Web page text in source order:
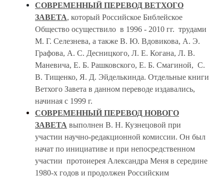
СОВРЕМЕННЫЙ ПЕРЕВОД ВЕТХОГО
ЗАВЕТА, который Российское Библейское
Общество осуществило в 1996 - 2010 гг. трудами
М. Г. Селезнева, а также В. Ю. Вдовикова, А. Э.
Графова, А. С. Десницкого, Л. Е. Когана, Л. В.
Маневича, Е. Б. Рашковского, Е. Б. Смагиной, С.
В. Тищенко, Я. Д. Эйделькинда. Отдельные книги
Ветхого Завета в данном переводе издавались,
начиная с 1999 г.
СОВРЕМЕННЫЙ ПЕРЕВОД НОВОГО
ЗАВЕТА выполнен В. Н. Кузнецовой при
участии научно-редакционной комиссии. Он был
начат по ини­циативе и при непосредственном
участии протоиерея Александра Меня в середине
1980-х годов и продолжен Российским